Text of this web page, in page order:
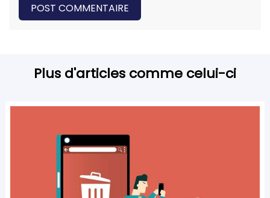
POST COMMENTAIRE
Plus d'articles comme celui-ci